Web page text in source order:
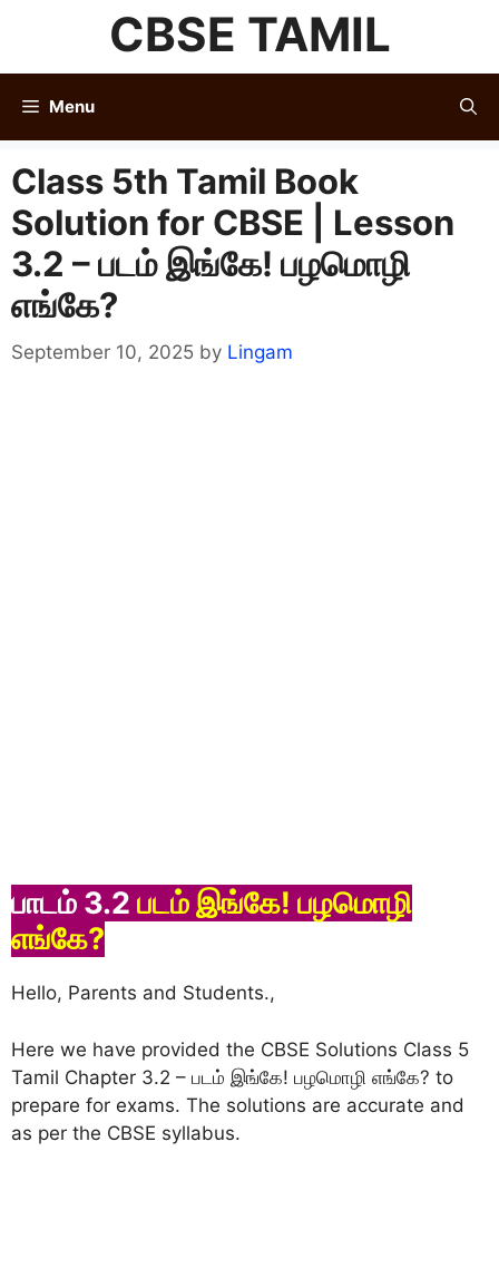
content
CBSE TAMIL
Menu
Class 5th Tamil Book
Solution for CBSE | Lesson
3.2 – படம் இங்கே! பழமொழி
எங்கே?
September 10, 2025 by Lingam
பாடம் 3.2 படம் இங்கே! பழமொழி
எங்கே?
Hello, Parents and Students.,
Here we have provided the CBSE Solutions Class 5
Tamil Chapter 3.2 – படம் இங்கே! பழமொழி எங்கே? to
prepare for exams. The solutions are accurate and
as per the CBSE syllabus.